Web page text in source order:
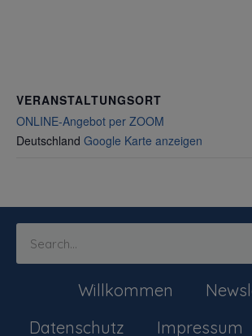
VERANSTALTUNGSORT
ONLINE-Angebot per ZOOM
Deutschland Google Karte anzeigen
Willkommen
Datenschutz
Impressum